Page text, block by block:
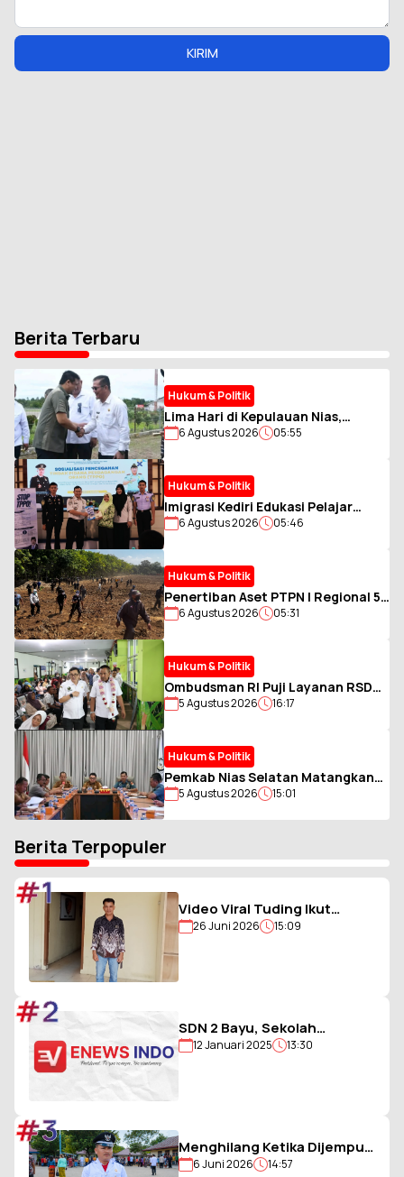
KIRIM
Berita Terbaru
Hukum & Politik
Lima Hari di Kepulauan Nias,
Gubernur Sumut Bawa Misi
6 Agustus 2026 05:55
Hukum & Politik
Imigrasi Kediri Edukasi Pelajar
SMKN 2 Jombang Cegah TPPO dan
6 Agustus 2026 05:46
Hukum & Politik
Penertiban Aset PTPN I Regional 5
di Jember Berlangsung Kondusif
6 Agustus 2026 05:31
Hukum & Politik
Ombudsman RI Puji Layanan RSD
dr. Soebandi, Sebut Pasien Jadi
5 Agustus 2026 16:17
Hukum & Politik
Pemkab Nias Selatan Matangkan
Persiapan HUT Kemerdekaan Ke-81
5 Agustus 2026 15:01
Berita Terpopuler
Video Viral Tuding Ikut
Memukul, Kades
26 Juni 2026 15:09
#1
SDN 2 Bayu, Sekolah
Berjargon Guru 5G yang
12 Januari 2025 13:30
#2
Menghilang Ketika Dijemput
Paksa Polisi, Kades Balohao
6 Juni 2026 14:57
#3